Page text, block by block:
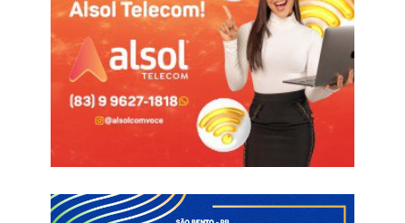
A cerimônia de inauguração aconteceu no Auditório do CCTA,
e contou com a presença de gestores institucionais, políticos
e empresários da região.
Composto por quatro mini-indústrias (Carnes e pescados,
Leite e derivados, Frutas e hortaliças e Panificação), o
empreendimento proporcionará aos estudantes, na prática, a
aplicação de conceitos teóricos vistos em sala de aula, além
da realização de atividades típicas de um engenheiro de
alimentos, como recepção de matéria prima, processamento,